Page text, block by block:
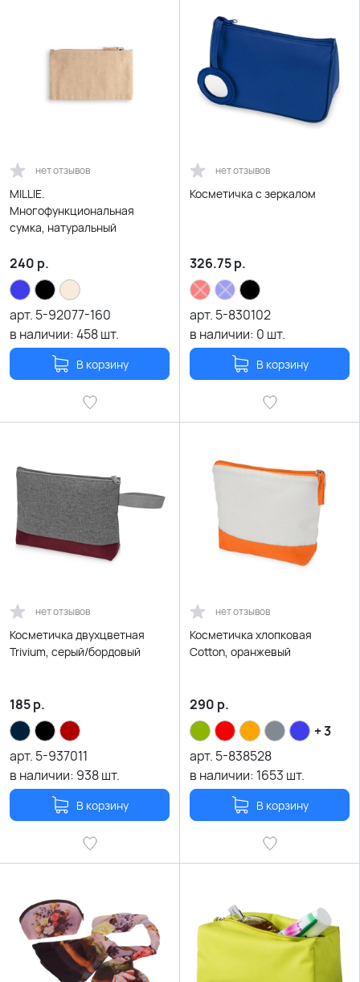
нет отзывов
MILLIE.
Многофункциональная
сумка, натуральный
240 р.
арт. 5-92077-160
в наличии:458шт.
В корзину
нет отзывов
Косметичка с зеркалом
326.75р.
арт. 5-830102
в наличии: 0 шт.
В корзину
нет отзывов
Косметичка двухцветная
Trivium, серый/бордовый
185р.
арт. 5-937011
в наличии: 938шт.
В корзину
нет отзывов
Косметичка хлопковая
Cotton, оранжевый
290 р.
+ 3
арт. 5-838528
в наличии: 1653 шт.
В корзину